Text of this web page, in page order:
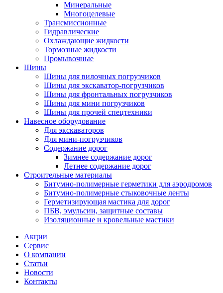
Минеральные
Многоцелевые
Трансмиссионные
Гидравлические
Охлаждающие жидкости
Тормозные жидкости
Промывочные
Шины
Шины для вилочных погрузчиков
Шины для экскаватор-погрузчиков
Шины для фронтальных погрузчиков
Шины для мини погрузчиков
Шины для прочей спецтехники
Навесное оборудование
Для экскаваторов
Для мини-погрузчиков
Содержание дорог
Зимнее содержание дорог
Летнее содержание дорог
Строительные материалы
Битумно-полимерные герметики для аэродромов
Битумно-полимерные стыковочные ленты
Герметизирующая мастика для дорог
ПБВ, эмульсии, защитные составы
Изоляционные и кровельные мастики
Акции
Сервис
О компании
Статьи
Новости
Контакты